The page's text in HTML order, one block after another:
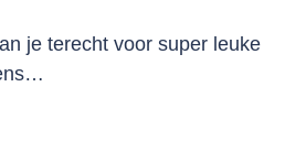
je terecht voor super leuke